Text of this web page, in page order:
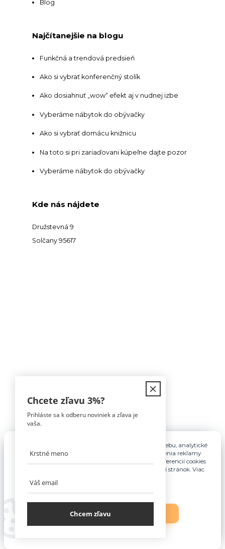
Blog
Najčítanejšie na blogu
Funkčná a trendová predsieň
Ako si vybrať konferenčný stolík
Ako dosiahnuť „wow“ efekt aj v nudnej izbe
Vyberáme nábytok do obývačky
Ako si vybrať domácu knižnicu
Na toto si pri zariaďovani kúpeľne dajte pozor
Vyberáme nábytok do obývačky
Kde nás nájdete
Družstevná 9
Solčany 95617
Tomáš Hula
Pre základnú funkčnosť, spríjemnenie používania webu, analytické
účely a v prípade udelenia súhlasu aj na účely cielenia reklamy
využívame súbory cookies. Nastavenie vlastných preferencií cookies
môžete kedykoľvek upraviť odkazom v spodnej časti stránok. Viac
Nastavenia
Chcete zľavu 3%?
Prihláste sa k odberu noviniek a zľava je
vaša.
Chcem zľavu